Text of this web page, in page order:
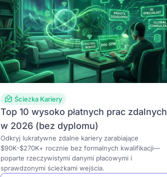
Ścieżka Kariery
Top 10 wysoko płatnych prac zdalnych
w 2026 (bez dyplomu)
Odkryj lukratywne zdalne kariery zarabiające
$90K-$270K+ rocznie bez formalnych kwalifikacji—
poparte rzeczywistymi danymi płacowymi i
sprawdzonymi ścieżkami wejścia.